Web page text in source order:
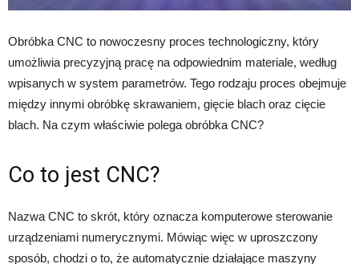
Obróbka CNC to nowoczesny proces technologiczny, który
umożliwia precyzyjną pracę na odpowiednim materiale, według
wpisanych w system parametrów. Tego rodzaju proces obejmuje
między innymi obróbkę skrawaniem, gięcie blach oraz cięcie
blach. Na czym właściwie polega obróbka CNC?
Co to jest CNC?
Nazwa CNC to skrót, który oznacza komputerowe sterowanie
urządzeniami numerycznymi. Mówiąc więc w uproszczony
sposób, chodzi o to, że automatycznie działające maszyny